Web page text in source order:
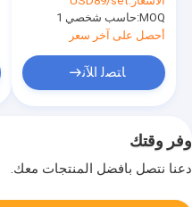
الانفجار
MOQ: حاسب شخصي 1
أحصل على آخر سعر
ﺎﺘﺼﻟ ﺍﻶﻧ
وفر وقتك
دعنا نتصل بأفضل المنتجات معك.